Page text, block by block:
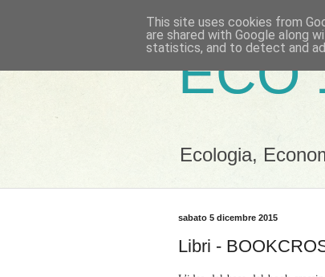
ECO
Ecologia,
sabato 5 dicembre 2015
Libri -
This site uses cookies from
are shared with Google along
statistics, and to detect and